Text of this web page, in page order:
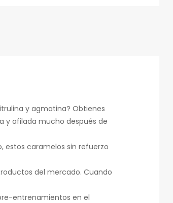
y agmatina? Obtienes
y afilada mucho después de
estos caramelos sin refuerzo
del mercado. Cuando
entrenamientos en el